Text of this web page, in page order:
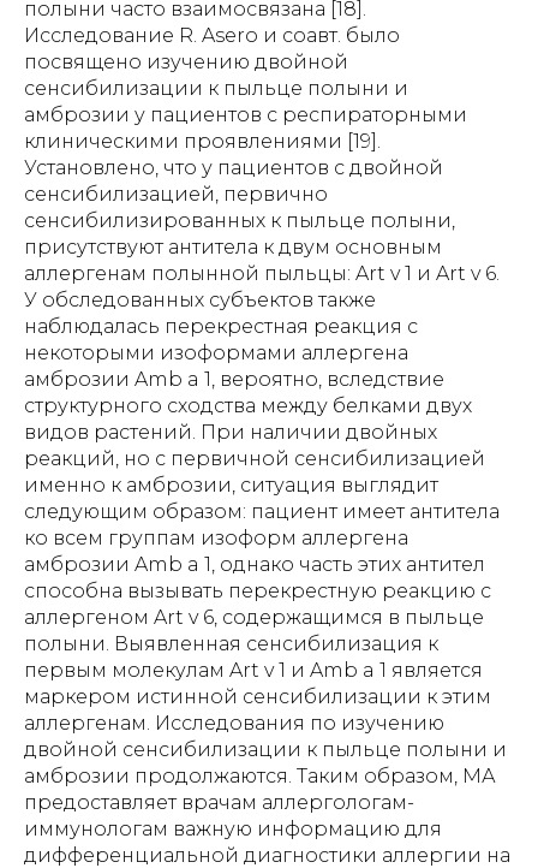
полыни часто взаимосвязана [18].
Исследование R. Asero и соавт. было
посвящено изучению двойной
сенсибилизации к пыльце полыни и
амброзии у пациентов с респираторными
клиническими проявлениями [19].
Установлено, что у пациентов с двойной
сенсибилизацией, первично
сенсибилизированных к пыльце полыни,
присутствуют антитела к двум основным
аллергенам полынной пыльцы: Art v 1 и Art v 6.
У обследованных субъектов также
наблюдалась перекрестная реакция с
некоторыми изоформами аллергена
амброзии Amb a 1, вероятно, вследствие
структурного сходства между белками двух
видов растений. При наличии двойных
реакций, но с первичной сенсибилизацией
именно к амброзии, ситуация выглядит
следующим образом: пациент имеет антитела
ко всем группам изоформ аллергена
амброзии Amb a 1, однако часть этих антител
способна вызывать перекрестную реакцию с
аллергеном Art v 6, содержащимся в пыльце
полыни. Выявленная сенсибилизация к
первым молекулам Art v 1 и Amb a 1 является
маркером истинной сенсибилизации к этим
аллергенам. Исследования по изучению
двойной сенсибилизации к пыльце полыни и
амброзии продолжаются. Таким образом, МА
предоставляет врачам аллергологам-
иммунологам важную информацию для
дифференциальной диагностики аллергии на